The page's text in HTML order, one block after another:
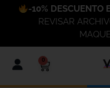
-10% DESCUENTO
REVISAR
0